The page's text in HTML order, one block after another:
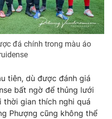
đá chính trong màu áo
tiên, dù được đánh giá
bất ngờ để thủng lưới
gian thích nghi quá
Phượng cũng không thể